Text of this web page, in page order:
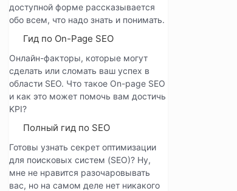
доступной форме рассказывается
обо всем, что надо знать и понимать.
Гид по On-Page SEO
Онлайн-факторы, которые могут
сделать или сломать ваш успех в
области SEO. Что такое On-page SEO
и как это может помочь вам достичь
KPI?
Полный гид по SEO
Готовы узнать секрет оптимизации
для поисковых систем (SEO)? Ну,
мне не нравится разочаровывать
вас, но на самом деле нет никакого